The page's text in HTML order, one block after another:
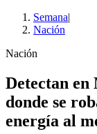
Semana|
Nación
Nación
Detectan en
donde se
energía al